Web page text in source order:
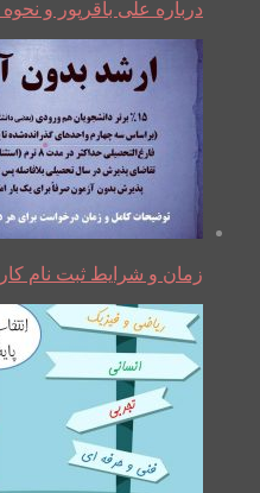
درباره علی باقرپور و
زمان و شرایط ثبت نام